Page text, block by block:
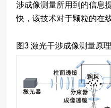
涉成像测量所用到的信息
快，该技术对于颗粒的在
图3 激光干涉成像测量原理